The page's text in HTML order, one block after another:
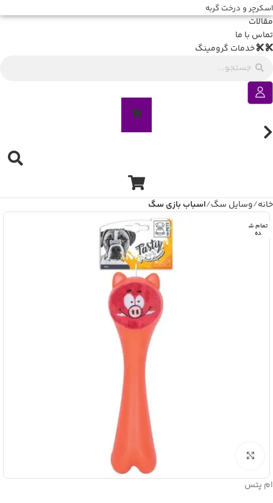
اسکرچر و درخت گربه
مقالات
تماس با ما
خدمات گرومینگ
خانه وسایل سگ اسباب بازی سگ
تمام ش
ده
برای بزرگنمایی کلیک کنید
ام پتس